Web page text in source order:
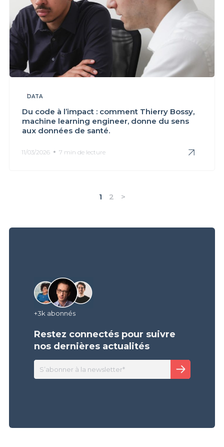
DATA
Du code à l’impact : comment Thierry Bossy,
machine learning engineer, donne du sens
aux données de santé.
11/03/2026 7 min de lecture
1 2 >
+3k abonnés
Restez connectés pour suivre
nos dernières actualités